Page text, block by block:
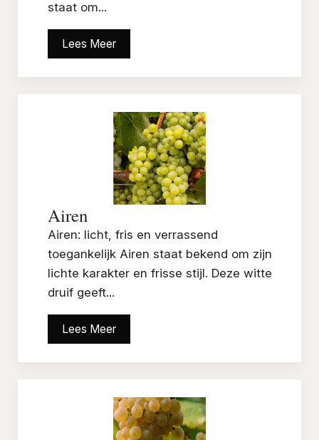
staat om...
Lees Meer
Airen
Airen: licht, fris en verrassend
toegankelijk Airen staat bekend om zijn
lichte karakter en frisse stijl. Deze witte
druif geeft...
Lees Meer